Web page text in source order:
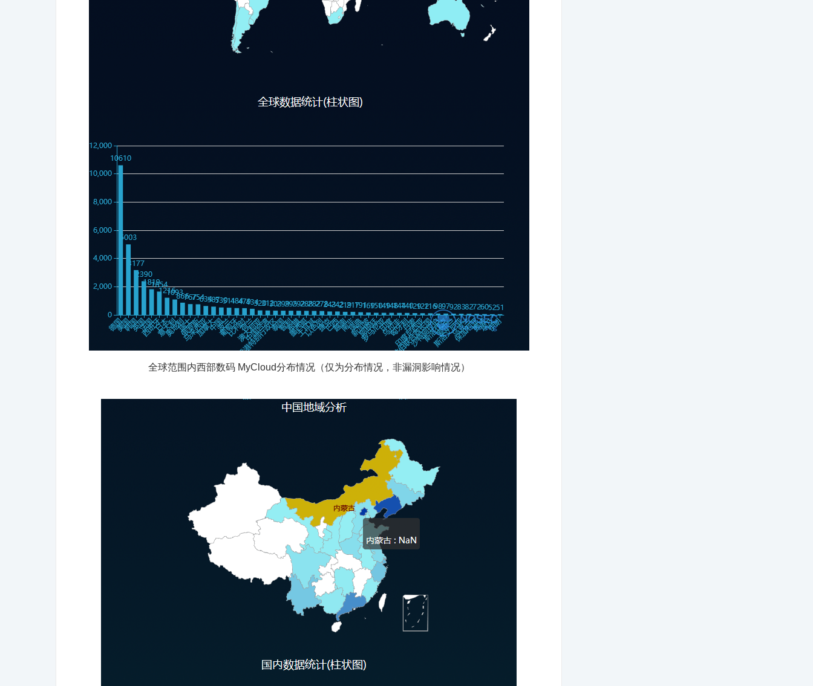
全球范围内西部数码 MyCloud分布情况（仅为分布情况，非漏洞影响情况）